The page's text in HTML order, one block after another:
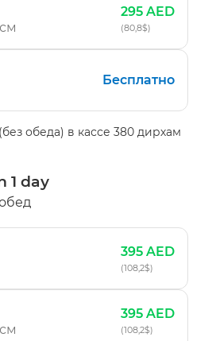
295 AED
(80,8$)
Бесплатно
обеда) в кассе 380 дирхам
1 day
395 AED
(108,2$)
395 AED
(108,2$)